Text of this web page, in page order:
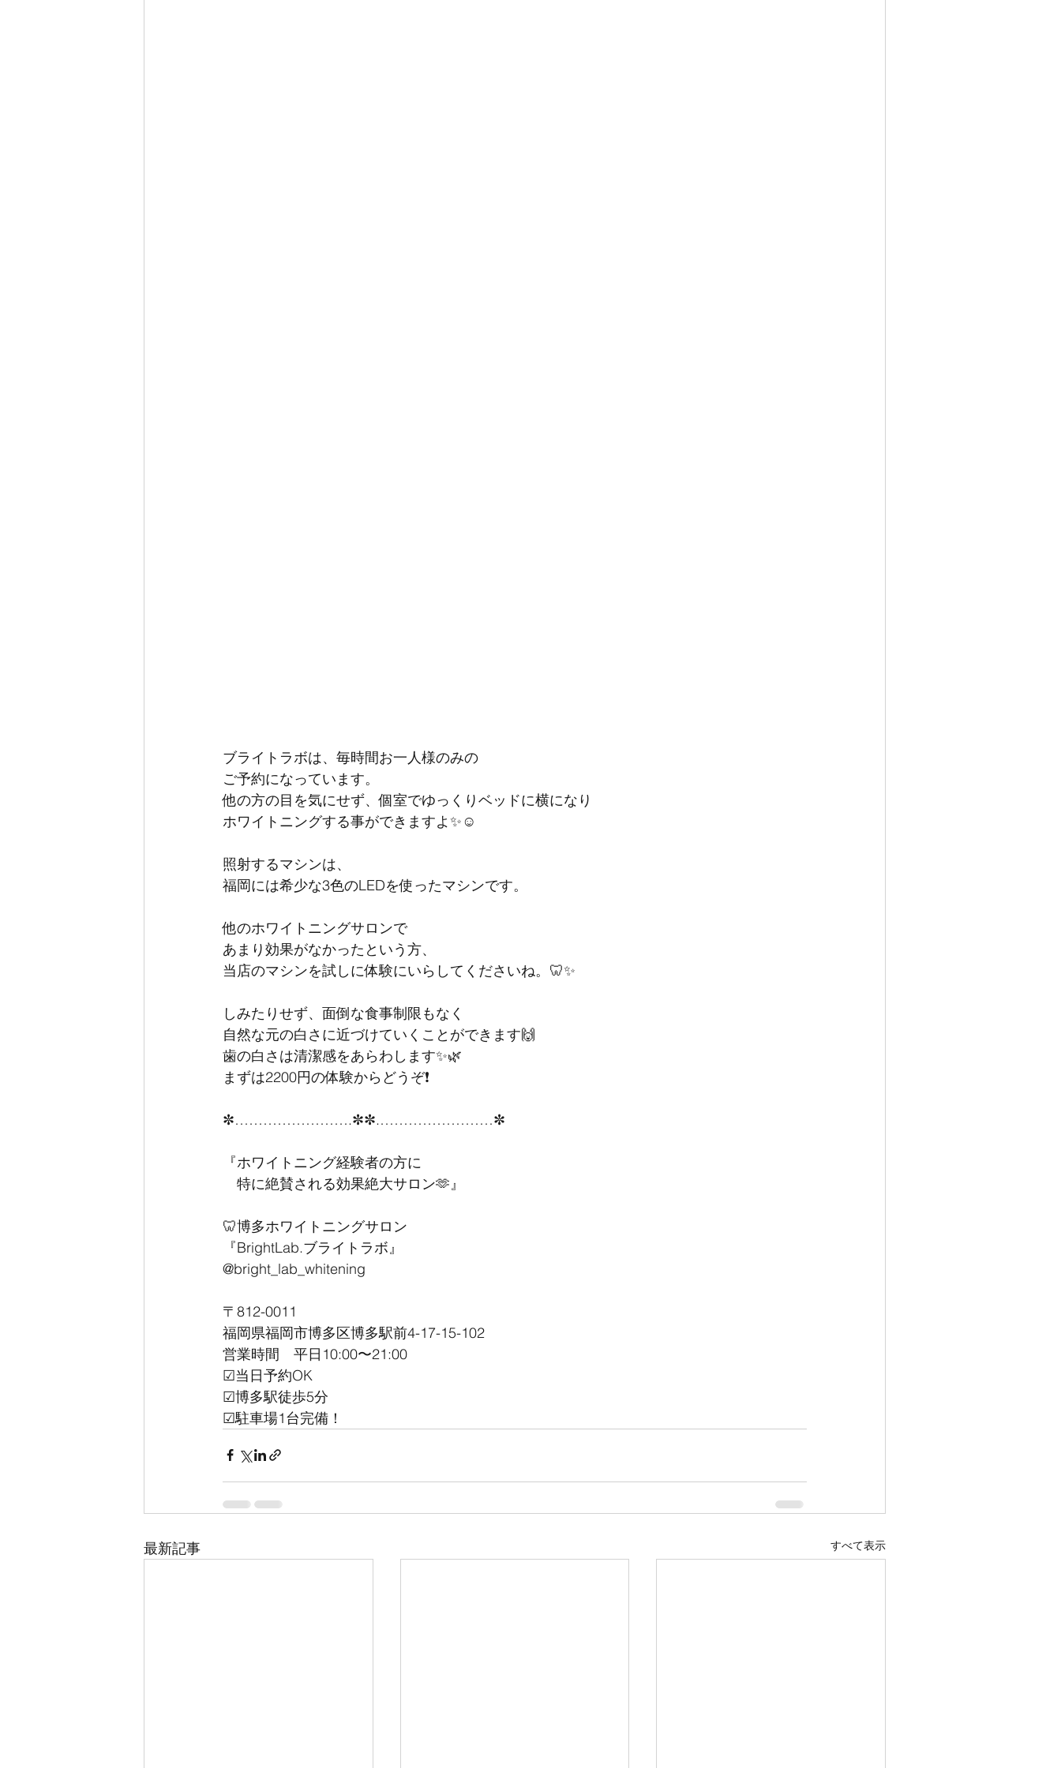
ブライトラボは、毎時間お一人様のみの
ご予約になっています。
他の方の目を気にせず、個室でゆっくりベッドに横になり
ホワイトニングする事ができますよ✨☺️
照射するマシンは、
福岡には希少な3色のLEDを使ったマシンです。
他のホワイトニングサロンで
あまり効果がなかったという方、
当店のマシンを試しに体験にいらしてくださいね。🦷✨
しみたりせず、面倒な食事制限もなく
自然な元の白さに近づけていくことができます🙌
歯の白さは清潔感をあらわします✨🌿
まずは2200円の体験からどうぞ❗️
✼…………………….✼✼.……………………✼
『ホワイトニング経験者の方に
特に絶賛される効果絶大サロン🫶』
🦷博多ホワイトニングサロン
『BrightLab.ブライトラボ』
@bright_lab_whitening
〒812-0011
福岡県福岡市博多区博多駅前4-17-15-102
営業時間　平日10:00〜21:00
☑︎当日予約OK
☑︎博多駅徒歩5分
☑︎駐車場1台完備！
最新記事 すべて表示